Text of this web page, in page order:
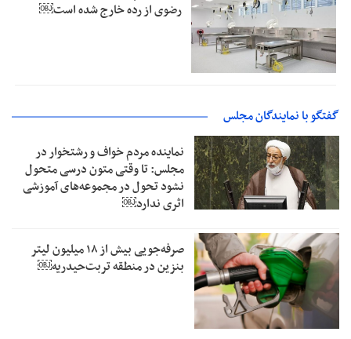
رضوی از رده خارج شده است￼
گفتگو با نمایندگان مجلس
نماینده مردم خواف و رشتخوار در
مجلس: تا وقتی متون درسی متحول
نشود تحول در مجموعه‌های آموزشی
اثری ندارد￼
صرفه‌جویی بیش از ۱۸ میلیون لیتر
بنزین در منطقه تربت‌حیدریه￼